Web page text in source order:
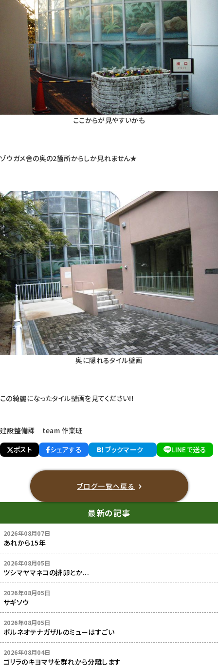
ここからが見やすいかも
ゾウガメ舎の奥の2箇所からしか見れません★
奥に隠れるタイル壁画
この綺麗になったタイル壁画を見てください!!
建設整備課 team 作業班
ポスト
シェアする ブックマーク LINEで送る
ブログ一覧へ戻る
最新の記事
2026年08月07日
あれから15年
2026年08月05日
ツシマヤマネコの排卵とか...
2026年08月05日
サギソウ
2026年08月05日
ボルネオテナガザルのミューはすごい
2026年08月04日
ゴリラのキヨマサを群れから分離します